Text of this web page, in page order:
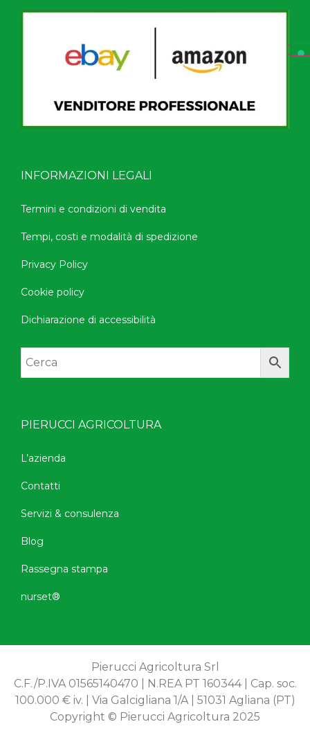
INFORMAZIONI LEGALI
Termini e condizioni di vendita
Tempi, costi e modalità di spedizione
Privacy Policy
Cookie policy
Dichiarazione di accessibilità
PIERUCCI AGRICOLTURA
L’azienda
Contatti
Servizi & consulenza
Blog
Rassegna stampa
nurset®
Pierucci Agricoltura Srl
C.F./P.IVA 01565140470 | N.REA PT 160344 | Cap. soc.
100.000 € iv. | Via Galcigliana 1/A | 51031 Agliana (PT)
Copyright © Pierucci Agricoltura 2025